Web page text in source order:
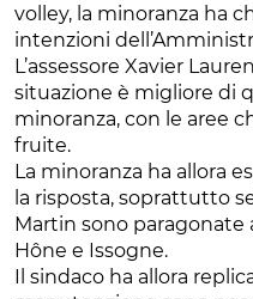
volley, la minoranza ha
intenzioni
L’assessore Xavier
situazione è migliore di
minoranza, con le aree
fruite.
La minoranza ha allora
la risposta, soprattutto
Martin sono paragonate
Hône e Issogne.
Il sindaco ha allora